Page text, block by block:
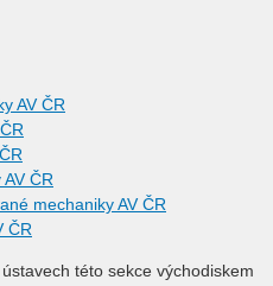
AV ČR
ČR
mechaniky AV ČR
ČR
této sekce východiskem